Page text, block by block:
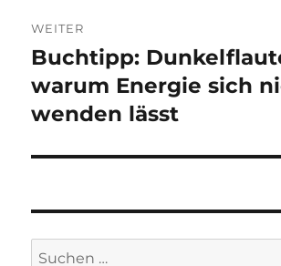
WEITER
Nächster
Beitrag:
Buchtipp:
warum Energie sich
wenden lässt
Suche